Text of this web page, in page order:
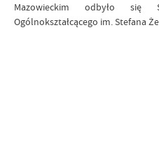
Mazowieckim odbyło
Ogólnokształcącego im. Stefana